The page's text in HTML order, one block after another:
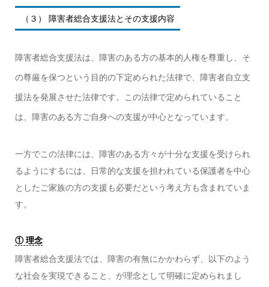
（３） 障害者総合支援法とその支援内容
障害者総合支援法は、障害のある方の基本的人権を尊重し、そ
の尊厳を保つという目的の下定められた法律で、障害者自立支
援法を発展させた法律です。この法律で定められていること
は、障害のある方ご自身への支援が中心となっています。
一方でこの法律には、障害のある方々が十分な支援を受けられ
るようにするには、日常的な支援を担われている保護者を中心
としたご家族の方の支援も必要だという考え方も含まれていま
す。
① 理念
障害者総合支援法では、障害の有無にかかわらず、以下のよう
な社会を実現できること、が理念として明確に定められまし